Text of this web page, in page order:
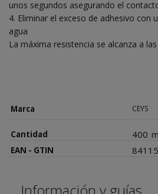
unos segundos asegurando el
4. Eliminar el exceso de adhesivo con
agua
La máxima resistencia se alcanza a
Marca CEYS
Cantidad 400
EAN - GTIN